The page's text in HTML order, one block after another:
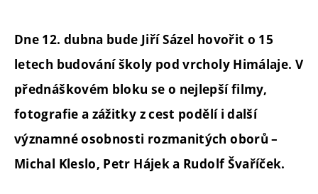
Dne 12. dubna bude Jiří Sázel hovořit o 15
letech budování školy pod vrcholy Himálaje. V
přednáškovém bloku se o nejlepší filmy,
fotografie a zážitky z cest podělí i další
významné osobnosti rozmanitých oborů –
Michal Kleslo, Petr Hájek a Rudolf Švaříček.